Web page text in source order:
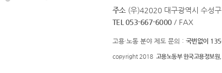
주소 (우)42020 대구광역시 수성
TEL 053-667-6000 / FAX
고용·노동 분야 제도 문의 : 국번없이
copyright 2018 고용노동부 한국고용정보원.